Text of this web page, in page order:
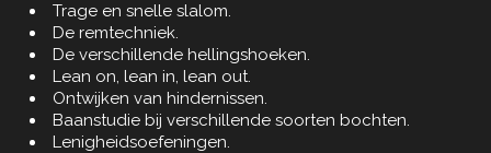
Trage en snelle slalom.
De remtechniek.
De verschillende hellingshoeken.
Lean on, lean in, lean out.
Ontwijken van hindernissen.
Baanstudie bij verschillende soorten bochten.
Lenigheidsoefeningen.